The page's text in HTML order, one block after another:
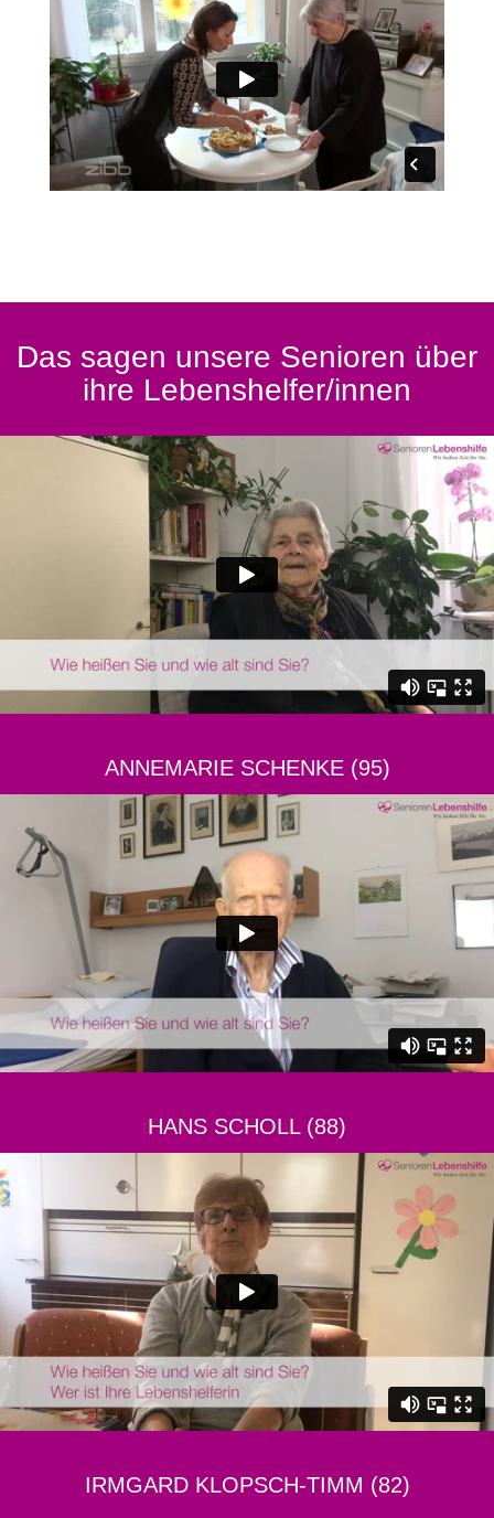
Das sagen unsere Senioren über
ihre Lebenshelfer/innen
ANNEMARIE SCHENKE (95)
HANS SCHOLL (88)
IRMGARD KLOPSCH-TIMM (82)